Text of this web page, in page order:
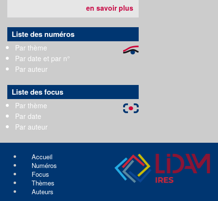
en savoir plus
Liste des numéros
Par thème
Par date et par n°
Par auteur
Liste des focus
Par thème
Par date
Par auteur
Accueil
Numéros
Focus
Thèmes
Auteurs